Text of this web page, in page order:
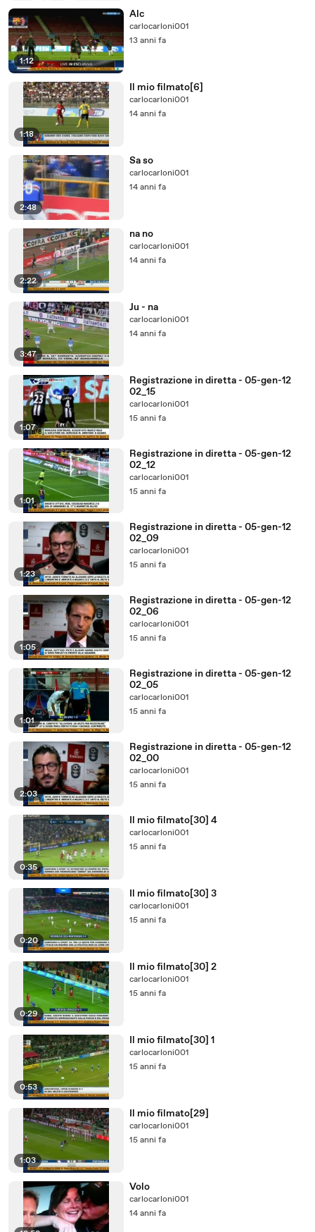
1:12
Alc
carlocarloni001
13 anni fa
1:18
Il mio filmato[6]
carlocarloni001
14 anni fa
2:48
Sa so
carlocarloni001
14 anni fa
2:22
na no
carlocarloni001
14 anni fa
3:47
Ju - na
carlocarloni001
14 anni fa
1:07
Registrazione in diretta - 05-gen-12
02_15
carlocarloni001
15 anni fa
1:01
Registrazione in diretta - 05-gen-12
02_12
carlocarloni001
15 anni fa
1:23
Registrazione in diretta - 05-gen-12
02_09
carlocarloni001
15 anni fa
1:05
Registrazione in diretta - 05-gen-12
02_06
carlocarloni001
15 anni fa
1:01
Registrazione in diretta - 05-gen-12
02_05
carlocarloni001
15 anni fa
2:03
Registrazione in diretta - 05-gen-12
02_00
carlocarloni001
15 anni fa
0:35
Il mio filmato[30] 4
carlocarloni001
15 anni fa
0:20
Il mio filmato[30] 3
carlocarloni001
15 anni fa
0:29
Il mio filmato[30] 2
carlocarloni001
15 anni fa
0:53
Il mio filmato[30] 1
carlocarloni001
15 anni fa
1:03
Il mio filmato[29]
carlocarloni001
15 anni fa
Volo
carlocarloni001
14 anni fa